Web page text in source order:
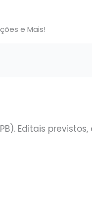
e Mais!
Editais